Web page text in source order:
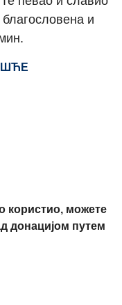
и
користио, можете
донацијом путем